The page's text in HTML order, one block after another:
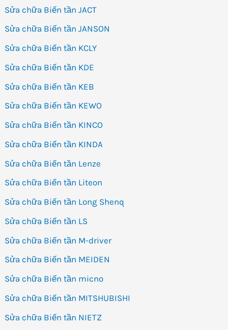
Sửa chữa Biến tần JACT
Sửa chữa Biến tần JANSON
Sửa chữa Biến tần KCLY
Sửa chữa Biến tần KDE
Sửa chữa Biến tần KEB
Sửa chữa Biến tần KEWO
Sửa chữa Biến tần KINCO
Sửa chữa Biến tần KINDA
Sửa chữa Biến tần Lenze
Sửa chữa Biến tần Liteon
Sửa chữa Biến tần Long Shenq
Sửa chữa Biến tần LS
Sửa chữa Biến tần M-driver
Sửa chữa Biến tần MEIDEN
Sửa chữa Biến tần micno
Sửa chữa Biến tần MITSHUBISHI
Sửa chữa Biến tần NIETZ